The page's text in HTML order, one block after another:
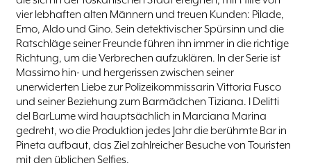
vier lebhaften alten Männern und treuen Kunden: Pilade,
Emo, Aldo und Gino. Sein detektivischer Spürsinn und die
Ratschläge seiner Freunde führen ihn immer in die richtige
Richtung, um die Verbrechen aufzuklären. In der Serie ist
Massimo hin- und hergerissen zwischen seiner
unerwiderten Liebe zur Polizeikommissarin Vittoria Fusco
und seiner Beziehung zum Barmädchen Tiziana. I Delitti
del BarLume wird hauptsächlich in Marciana Marina
gedreht, wo die Produktion jedes Jahr die berühmte Bar in
Pineta aufbaut, das Ziel zahlreicher Besuche von Touristen
mit den üblichen Selfies.